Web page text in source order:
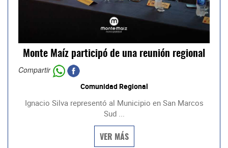
Monte Maíz participó de una reunión regional
Compartir
Comunidad Regional
Ignacio Silva representó al Municipio en San Marcos
Sud ...
VER MÁS